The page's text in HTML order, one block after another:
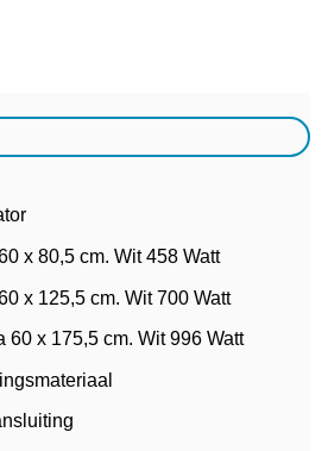
x 80,5 cm. Wit 458 Watt
x 125,5 cm. Wit 700 Watt
60 x 175,5 cm. Wit 996 Watt